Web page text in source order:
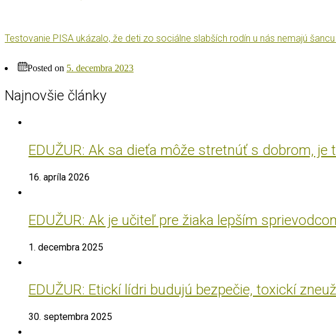
Testovanie PISA ukázalo, že deti zo sociálne slabších rodín u nás nemajú
Posted on 5. decembra 2023
Najnovšie články
EDUŽUR: Ak sa dieťa môže stretnúť s dobrom,
16. apríla 2026
EDUŽUR: Ak je učiteľ pre žiaka lepším
1. decembra 2025
EDUŽUR: Etickí lídri budujú bezpečie, toxickí
30. septembra 2025